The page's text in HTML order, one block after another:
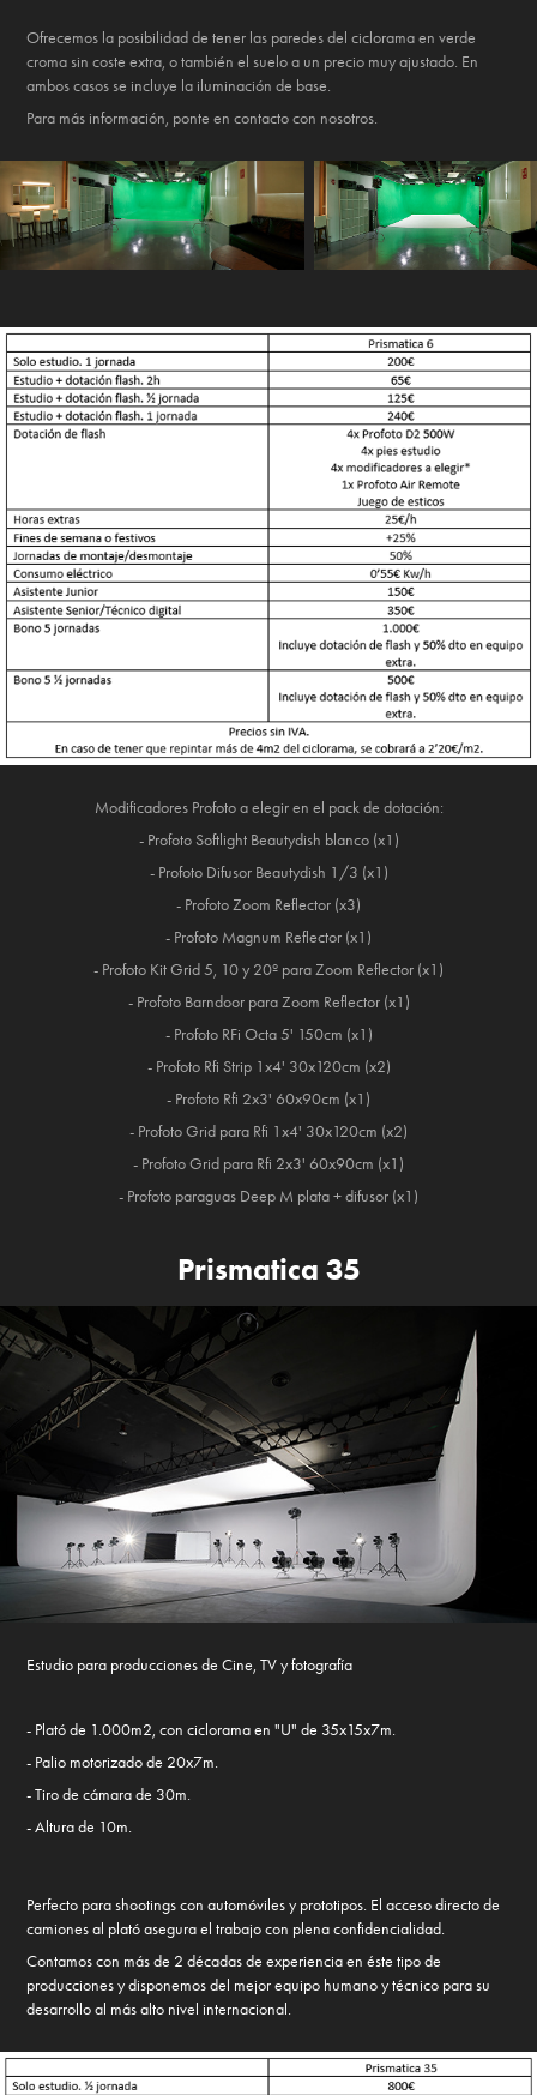
Ofrecemos la posibilidad de tener las paredes del ciclorama en verde
croma sin coste extra, o también el suelo a un precio muy ajustado. En
ambos casos se incluye la iluminación de base.
Para más información, ponte en contacto con nosotros.
Modificadores Profoto a elegir en el pack de dotación:
- Profoto Softlight Beautydish blanco (x1)
- Profoto Difusor Beautydish 1/3 (x1)
- Profoto Zoom Reflector (x3)
- Profoto Magnum Reflector (x1)
- Profoto Kit Grid 5, 10 y 20º para Zoom Reflector (x1)
- Profoto Barndoor para Zoom Reflector (x1)
- Profoto RFi Octa 5' 150cm (x1)
- Profoto Rfi Strip 1x4' 30x120cm (x2)
- Profoto Rfi 2x3' 60x90cm (x1)
- Profoto Grid para Rfi 1x4' 30x120cm (x2)
- Profoto Grid para Rfi 2x3' 60x90cm (x1)
- Profoto paraguas Deep M plata + difusor (x1)
Prismatica 35
Estudio para producciones de Cine, TV y fotografía
- Plató de 1.000m2, con ciclorama en "U" de 35x15x7m.
- Palio motorizado de 20x7m.
- Tiro de cámara de 30m.
- Altura de 10m.
Perfecto para shootings con automóviles y prototipos. El acceso directo de
camiones al plató asegura el trabajo con plena confidencialidad.
Contamos con más de 2 décadas de experiencia en éste tipo de
producciones y disponemos del mejor equipo humano y técnico para su
desarrollo al más alto nivel internacional.